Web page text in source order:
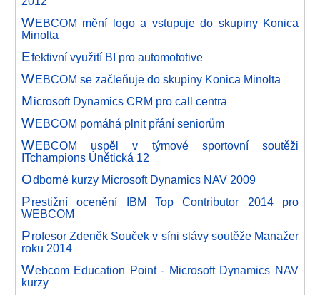
WEBCOM mění logo a vstupuje do skupiny Konica
Minolta
Efektivní využití BI pro automototive
WEBCOM se začleňuje do skupiny Konica Minolta
Microsoft Dynamics CRM pro call centra
WEBCOM pomáhá plnit přání seniorům
WEBCOM uspěl v týmové sportovní soutěži
ITchampions Únětická 12
Odborné kurzy Microsoft Dynamics NAV 2009
Prestižní ocenění IBM Top Contributor 2014 pro
WEBCOM
Profesor Zdeněk Souček v síni slávy soutěže Manažer
roku 2014
Webcom Education Point - Microsoft Dynamics NAV
kurzy